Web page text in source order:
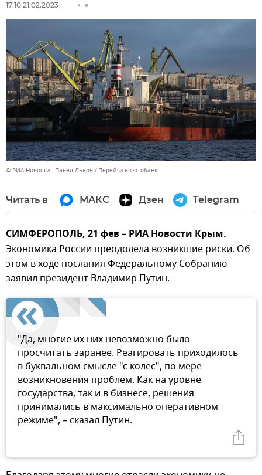
17:10 21.02.2023
© РИА Новости . Павел Львов Перейти в фотобанк
Читать в МАКС Дзен Telegram
СИМФЕРОПОЛЬ, 21 фев – РИА Новости Крым.
Экономика России преодолела возникшие риски. Об
этом в ходе послания Федеральному Собранию
заявил президент Владимир Путин.
"Да, многие их них невозможно было
просчитать заранее. Реагировать приходилось
в буквальном смысле "с колес", по мере
возникновения проблем. Как на уровне
государства, так и в бизнесе, решения
принимались в максимально оперативном
режиме", – сказал Путин.